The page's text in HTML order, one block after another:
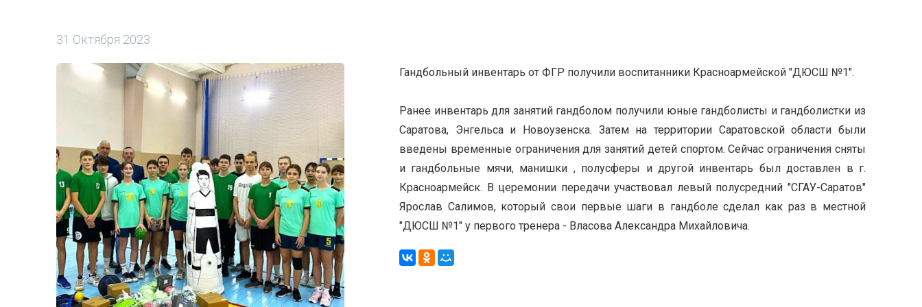
31 Октября 2023
Гандбольный инвентарь от ФГР получили воспитанники Красноармейской "ДЮСШ №1".
Ранее инвентарь для занятий гандболом получили юные гандболисты и гандболистки из
Саратова, Энгельса и Новоузенска. Затем на территории Саратовской области были
введены временные ограничения для занятий детей спортом. Сейчас ограничения сняты
и гандбольные мячи, манишки , полусферы и другой инвентарь был доставлен в г.
Красноармейск. В церемонии передачи участвовал левый полусредний "СГАУ-Саратов"
Ярослав Салимов, который свои первые шаги в гандболе сделал как раз в местной
"ДЮСШ №1" у первого тренера - Власова Александра Михайловича.